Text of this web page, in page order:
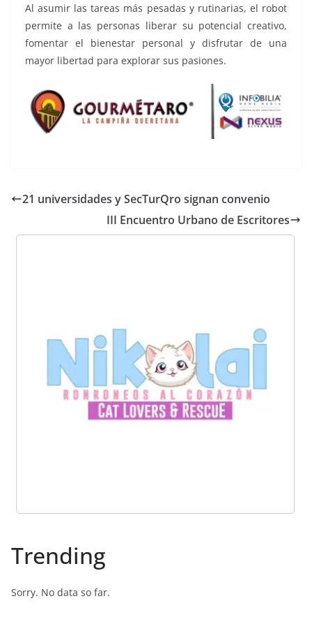
Al asumir las tareas más pesadas y rutinarias, el robot
permite a las personas liberar su potencial creativo,
fomentar el bienestar personal y disfrutar de una
mayor libertad para explorar sus pasiones.
21 universidades y SecTurQro signan convenio
III Encuentro Urbano de Escritores
Trending
Sorry. No data so far.